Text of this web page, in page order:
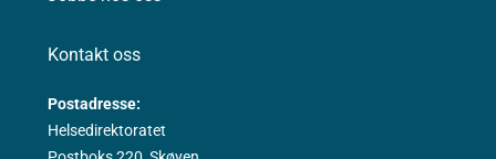
Kontakt oss
Postadresse:
Helsedirektoratet